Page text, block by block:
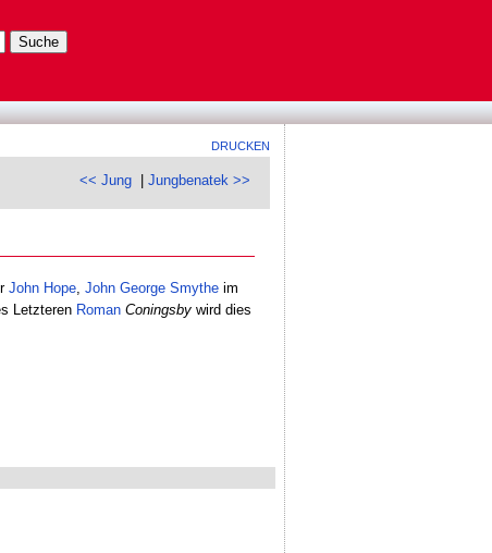
DRUCKEN
<< Jung |Jungbenatek >>
John Hope, John George Smytheim
Letzteren Roman Coningsbywird dies